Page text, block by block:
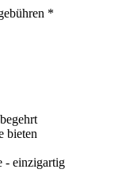
*
bieten
- einzigartig